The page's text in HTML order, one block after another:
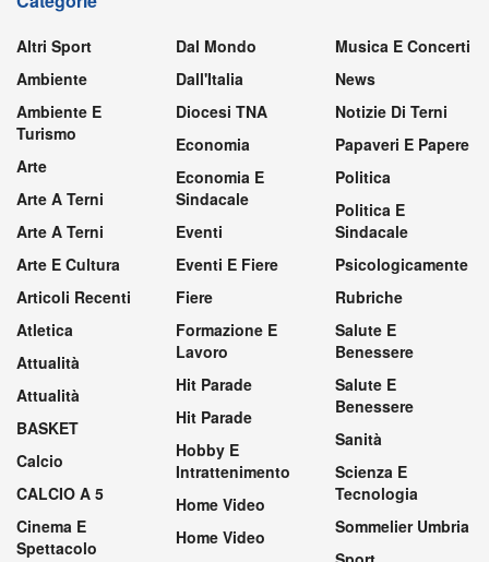
Altri Sport
Ambiente
Ambiente E
Turismo
Arte
Arte A Terni
Arte A Terni
Arte E Cultura
Articoli Recenti
Atletica
Attualità
Attualità
BASKET
Calcio
CALCIO A 5
Cinema E
Spettacolo
Dal Mondo
Dall'Italia
Diocesi TNA
Economia
Economia E
Sindacale
Eventi
Eventi E Fiere
Fiere
Formazione E
Lavoro
Hit Parade
Hit Parade
Hobby E
Intrattenimento
Home Video
Home Video
Musica E Concerti
News
Notizie Di Terni
Papaveri E Papere
Politica
Politica E
Sindacale
Psicologicamente
Rubriche
Salute E
Benessere
Salute E
Benessere
Sanità
Scienza E
Tecnologia
Sommelier Umbria